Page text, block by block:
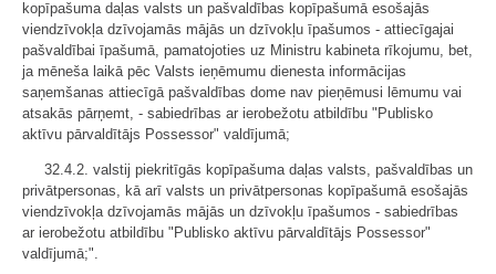
kopīpašuma daļas valsts un pašvaldības kopīpašumā esošajās
viendzīvokļa dzīvojamās mājās un dzīvokļu īpašumos - attiecīgajai
pašvaldībai īpašumā, pamatojoties uz Ministru kabineta rīkojumu, bet,
ja mēneša laikā pēc Valsts ieņēmumu dienesta informācijas
saņemšanas attiecīgā pašvaldības dome nav pieņēmusi lēmumu vai
atsakās pārņemt, - sabiedrības ar ierobežotu atbildību "Publisko
aktīvu pārvaldītājs Possessor" valdījumā;
32.4.2. valstij piekritīgās kopīpašuma daļas valsts, pašvaldības un
privātpersonas, kā arī valsts un privātpersonas kopīpašumā esošajās
viendzīvokļa dzīvojamās mājās un dzīvokļu īpašumos - sabiedrības
ar ierobežotu atbildību "Publisko aktīvu pārvaldītājs Possessor"
valdījumā;".